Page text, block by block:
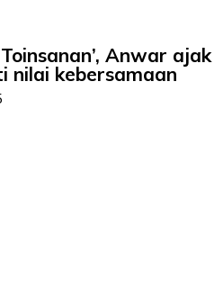
Anwar ajak
nilai kebersamaan